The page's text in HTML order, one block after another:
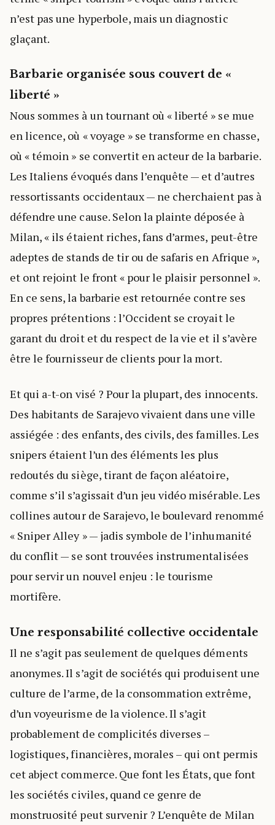
n’est pas une hyperbole, mais un diagnostic
glaçant.
Barbarie organisée sous couvert de «
liberté »
Nous sommes à un tournant où « liberté » se mue
en licence, où « voyage » se transforme en chasse,
où « témoin » se convertit en acteur de la barbarie.
Les Italiens évoqués dans l’enquête — et d’autres
ressortissants occidentaux — ne cherchaient pas à
défendre une cause. Selon la plainte déposée à
Milan, « ils étaient riches, fans d’armes, peut-être
adeptes de stands de tir ou de safaris en Afrique »,
et ont rejoint le front « pour le plaisir personnel ».
En ce sens, la barbarie est retournée contre ses
propres prétentions : l’Occident se croyait le
garant du droit et du respect de la vie et il s’avère
être le fournisseur de clients pour la mort.
Et qui a-t-on visé ? Pour la plupart, des innocents.
Des habitants de Sarajevo vivaient dans une ville
assiégée : des enfants, des civils, des familles. Les
snipers étaient l’un des éléments les plus
redoutés du siège, tirant de façon aléatoire,
comme s’il s’agissait d’un jeu vidéo misérable. Les
collines autour de Sarajevo, le boulevard renommé
« Sniper Alley » — jadis symbole de l’inhumanité
du conflit — se sont trouvées instrumentalisées
pour servir un nouvel enjeu : le tourisme
mortifère.
Une responsabilité collective occidentale
Il ne s’agit pas seulement de quelques déments
anonymes. Il s’agit de sociétés qui produisent une
culture de l’arme, de la consommation extrême,
d’un voyeurisme de la violence. Il s’agit
probablement de complicités diverses –
logistiques, financières, morales – qui ont permis
cet abject commerce. Que font les États, que font
les sociétés civiles, quand ce genre de
monstruosité peut survenir ? L’enquête de Milan